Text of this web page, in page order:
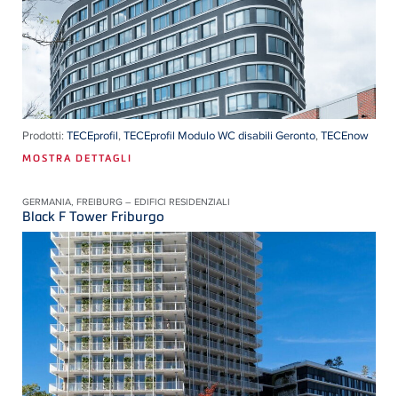
Prodotti: TECEprofil,TECEprofil Modulo WC disabili Geronto,TECEnow
MOSTRA DETTAGLI
GERMANIA, FREIBURG – EDIFICI RESIDENZIALI
Black F Tower Friburgo